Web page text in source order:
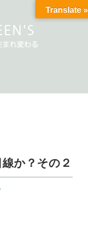
か？その２
Translate »